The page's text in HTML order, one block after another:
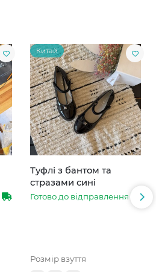
Китай
Туфлі з бантом та
стразами сині
Готово до відправлення
Розмір взуття